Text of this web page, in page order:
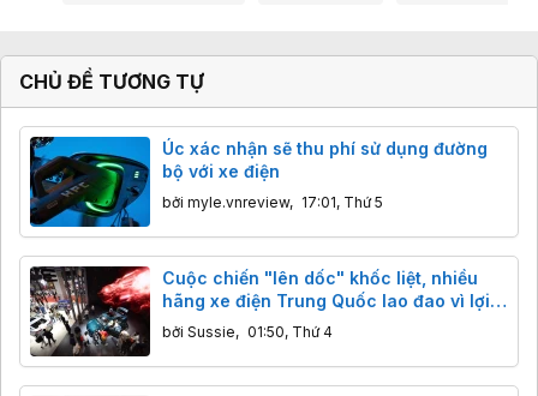
CHỦ ĐỀ TƯƠNG TỰ
Úc xác nhận sẽ thu phí sử dụng đường
bộ với xe điện
bởi myle.vnreview, 17:01, Thứ 5
Cuộc chiến "lên dốc" khốc liệt, nhiều
hãng xe điện Trung Quốc lao đao vì lợi
nhuận
bởi Sussie, 01:50, Thứ 4